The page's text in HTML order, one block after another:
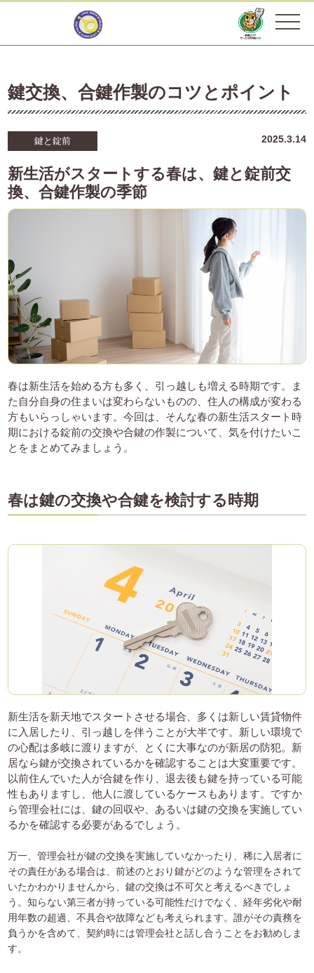
鍵交換、合鍵作製のコツとポイント
鍵と錠前 2025.3.14
新生活がスタートする春は、鍵と錠前交
換、合鍵作製の季節
春は新生活を始める方も多く、引っ越しも増える時期です。ま
た自分自身の住まいは変わらないものの、住人の構成が変わる
方もいらっしゃいます。今回は、そんな春の新生活スタート時
期における錠前の交換や合鍵の作製について、気を付けたいこ
とをまとめてみましょう。
春は鍵の交換や合鍵を検討する時期
新生活を新天地でスタートさせる場合、多くは新しい賃貸物件
に入居したり、引っ越しを伴うことが大半です。新しい環境で
の心配は多岐に渡りますが、とくに大事なのが新居の防犯。新
居なら鍵が交換されているかを確認することは大変重要です。
以前住んでいた人が合鍵を作り、退去後も鍵を持っている可能
性もありますし、他人に渡しているケースもあります。ですか
ら管理会社には、鍵の回収や、あるいは鍵の交換を実施してい
るかを確認する必要があるでしょう。
万一、管理会社が鍵の交換を実施していなかったり、稀に入居者に
その責任がある場合は、前述のとおり鍵がどのような管理をされて
いたかわかりませんから、鍵の交換は不可欠と考えるべきでしょ
う。知らない第三者が持っている可能性だけでなく、経年劣化や耐
用年数の超過、不具合や故障なども考えられます。誰がその責務を
負うかを含めて、契約時には管理会社と話し合うことをお勧めしま
す。